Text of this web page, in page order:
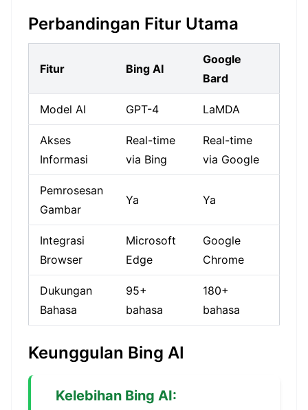
Perbandingan Fitur Utama
Fitur Bing AI
Google
Bard
Model AI GPT-4 LaMDA
Akses
Informasi
Real-time
via Bing
Real-time
via Google
Pemrosesan
Gambar
Ya Ya
Integrasi
Browser
Microsoft
Edge
Google
Chrome
Dukungan
Bahasa
95+
bahasa
180+
bahasa
Keunggulan Bing AI
Kelebihan Bing AI: